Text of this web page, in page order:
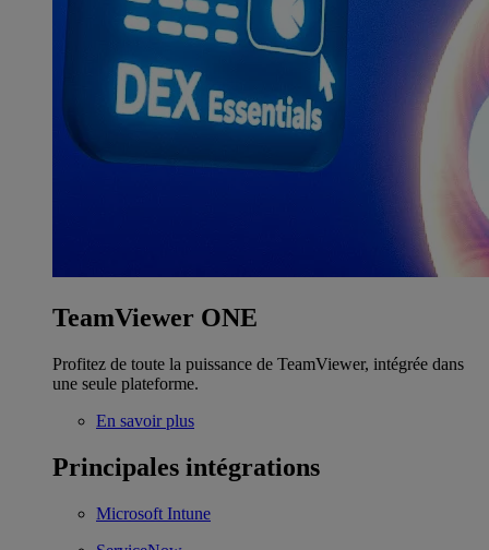
TeamViewer ONE
Profitez de toute la puissance de TeamViewer, intégrée dans
une seule plateforme.
En savoir plus
Principales intégrations
Microsoft Intune